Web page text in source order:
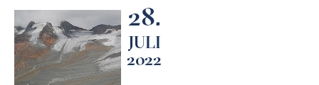
28.
JULI
2022